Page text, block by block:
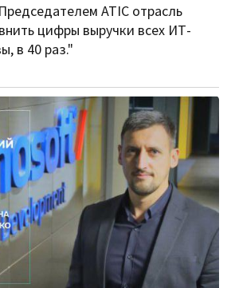
ATIC отрасль
цифры выручки всех ИТ-
в 40 раз."